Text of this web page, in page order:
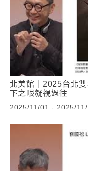
北美館｜2025台北
下之眼凝視過往
2025/11/01 - 2025/11/